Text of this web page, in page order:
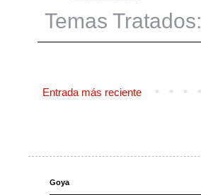
Temas Tratados:
Entrada más reciente
Goya